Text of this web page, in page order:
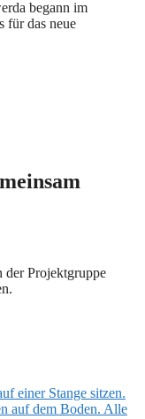
begann im
für das neue
der Projektgruppe